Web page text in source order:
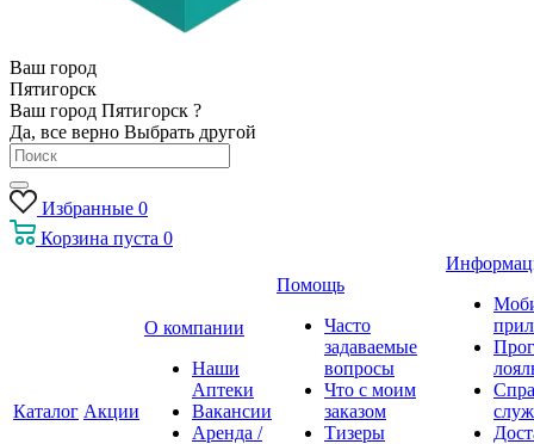
Ваш город
Пятигорск
Ваш город Пятигорск ?
Да, все верно Выбрать другой
Избранные 0
Корзина пуста 0
Каталог Акции
О компании
Наши
Аптеки
Вакансии
Аренда /
Помощь
Часто
задаваемые
вопросы
Что с моим
заказом
Тизеры